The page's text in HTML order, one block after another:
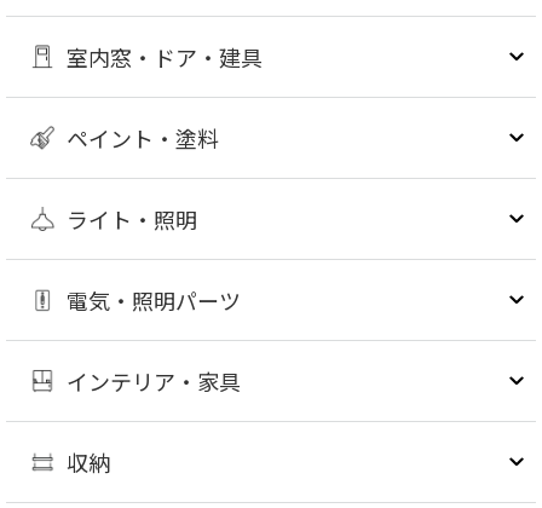
室内窓・ドア・建具
ペイント・塗料
ライト・照明
電気・照明パーツ
インテリア・家具
収納